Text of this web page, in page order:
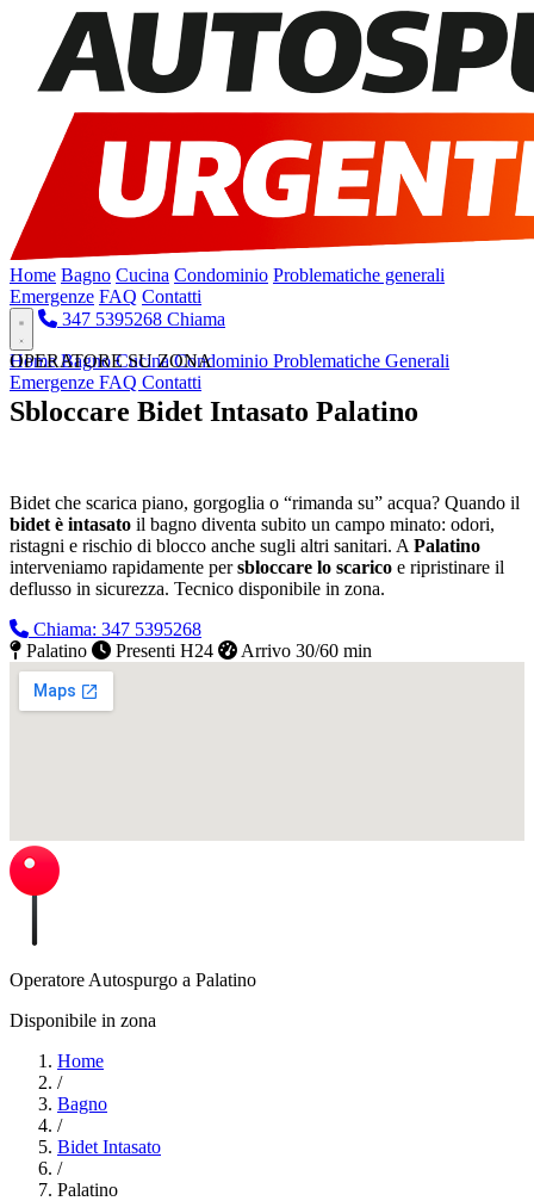
Home Bagno Cucina Condominio Problematiche generali
Emergenze FAQ Contatti
347 5395268 Chiama
HomeBagnoCucinaCondominio Problematiche Generali
Emergenze FAQ Contatti
OPERATORE SU ZONA
Sbloccare Bidet Intasato Palatino
Bidet che scarica piano, gorgoglia o “rimanda su” acqua? Quando il
bidet è intasato il bagno diventa subito un campo minato: odori,
ristagni e rischio di blocco anche sugli altri sanitari. A Palatino
interveniamo rapidamente persbloccare lo scarico e ripristinare il
deflusso in sicurezza. Tecnico disponibile in zona.
Chiama: 347 5395268
Palatino
Presenti H24 Arrivo 30/60 min
Operatore Autospurgo a Palatino
Disponibile in zona
Home
/
Bagno
/
Bidet Intasato
/
Palatino